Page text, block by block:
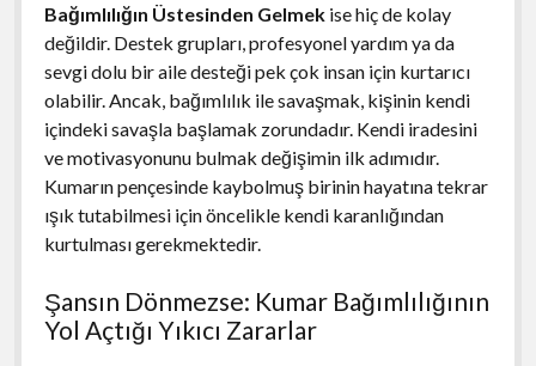
Bağımlılığın Üstesinden Gelmekise hiç de kolay
değildir. Destek grupları, profesyonel yardım ya da
sevgi dolu bir aile desteği pek çok insan için kurtarıcı
olabilir. Ancak, bağımlılık ile savaşmak, kişinin kendi
içindeki savaşla başlamak zorundadır. Kendi iradesini
ve motivasyonunu bulmak değişimin ilk adımıdır.
Kumarın pençesinde kaybolmuş birinin hayatına tekrar
ışık tutabilmesi için öncelikle kendi karanlığından
kurtulması gerekmektedir.
Şansın Dönmezse: Kumar Bağımlılığının
Yol Açtığı Yıkıcı Zararlar